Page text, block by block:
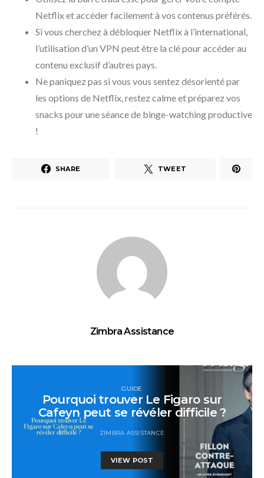
Netflix et accéder facilement à vos contenus préférés.
Si vous cherchez à débloquer Netflix à l’international,
l’utilisation d’un VPN peut être la clé pour accéder au
contenu exclusif d’autres pays.
Ne paniquez pas si vous vous sentez désorienté par
les options de Netflix, restez calme et préparez vos
snacks pour une séance de binge-watching productive
!
SHARE TWEET
Zimbra Assistance
GUIDE
Pourquoi trouver Le Figaro sur
Cafeyn peut se révéler difficile ?
ZIMBRA ASSISTANCE
VIEW POST